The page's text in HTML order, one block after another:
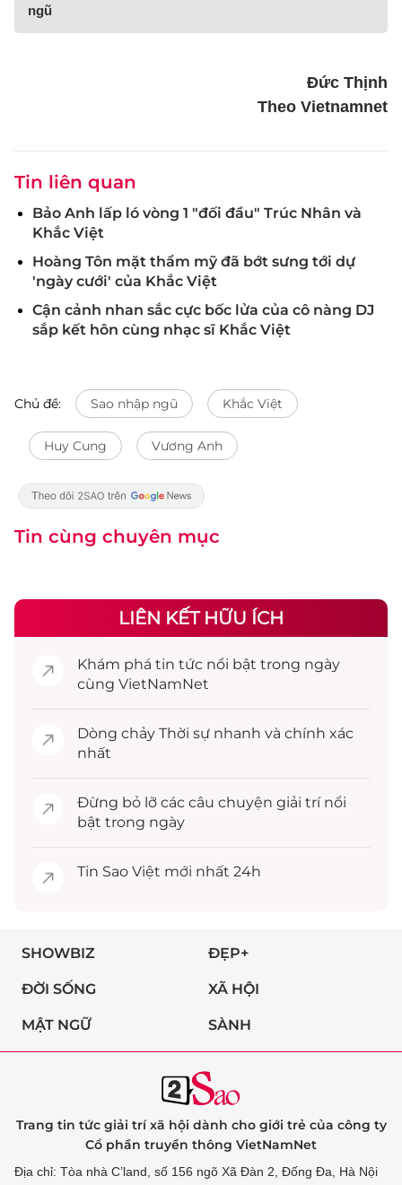
ngũ
Đức Thịnh
Theo Vietnamnet
Tin liên quan
Bảo Anh lấp ló vòng 1 "đối đầu" Trúc Nhân và
Khắc Việt
Hoàng Tôn mặt thẩm mỹ đã bớt sưng tới dự
'ngày cưới' của Khắc Việt
Cận cảnh nhan sắc cực bốc lửa của cô nàng DJ
sắp kết hôn cùng nhạc sĩ Khắc Việt
Chủ đề: Sao nhập ngũ Khắc Việt
Huy Cung Vương Anh
Tin cùng chuyên mục
LIÊN KẾT HỮU ÍCH
Khám phá tin tức nổi bật trong ngày
cùng VietNamNet
Dòng chảy Thời sự nhanh và chính xác
nhất
Đừng bỏ lỡ các câu chuyện giải trínổi
bật trong ngày
Tin Sao Việt mới nhất 24h
SHOWBIZ ĐẸP+
ĐỜI SỐNG XÃ HỘI
MẬT NGỮ SÀNH
Trang tin tức giải trí xã hội dành cho giới trẻ của công ty
Cổ phần truyền thông VietNamNet
Địa chỉ: Tòa nhà C’land, số 156 ngõ Xã Đàn 2, Đống Đa, Hà Nội